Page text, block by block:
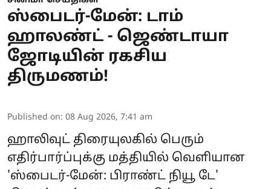
ஸ்பைடர்-மேன்: டாம்
ஹாலண்ட் - ஜெண்டாயா
ஜோடியின் ரகசிய
திருமணம்!
Published on: 08 Aug 2026, 7:41 am
ஹாலிவுட் திரையுலகில் பெரும்
எதிர்பார்ப்புக்கு மத்தியில் வெளியான
'ஸ்பைடர்-மேன்: பிராண்ட் நியூ டே'